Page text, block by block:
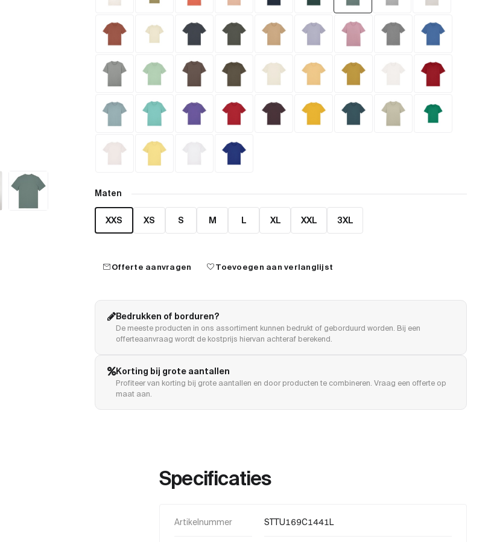
Maten
XXS XS S M L XL XXL 3XL
mailOfferte aanvragen favoriteToevoegen aan verlanglijst
Bedrukken of borduren?
De meeste producten in ons assortiment kunnen bedrukt of geborduurd worden. Bij een
offerteaanvraag wordt de kostprijs hiervan achteraf berekend.
Korting bij grote aantallen
Profiteer van korting bij grote aantallen en door producten te combineren. Vraag een offerte op
maat aan.
Specificaties
Artikelnummer STTU169C1441L